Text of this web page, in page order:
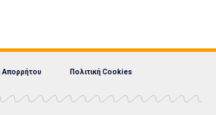
Απορρήτου Πολιτική Cookies